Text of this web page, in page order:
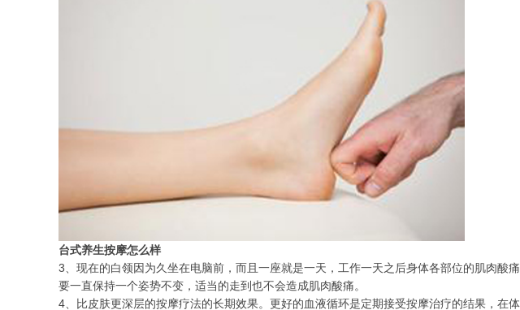
台式养生按摩怎么样
3、现在的白领因为久坐在电脑前，而且一座就是一天，工作一天之后身体各部位的肌肉
要一直保持一个姿势不变，适当的走到也不会造成肌肉酸痛。
4、比皮肤更深层的按摩疗法的长期效果。更好的血液循环是定期接受按摩治疗的结果，在